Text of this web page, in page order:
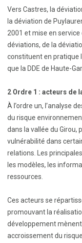
Vers Castres, la
la déviation de
2001 et mise en
déviations, de la
constituent en pratique
que la DDE de Haute-
2 Ordre 1 : acteurs de
À l’ordre un, l’analyse
du risque
dans la vallée du
vulnérabilité dans
relations. Les
les modèles, les
ressources.
Ces acteurs se
promouvant la
développement
accroissement du